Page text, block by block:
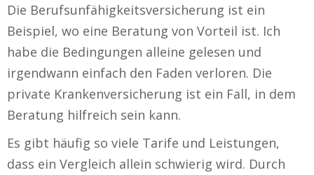
Die Berufsunfähigkeitsversicherung ist ein
Beispiel, wo eine Beratung von Vorteil ist. Ich
habe die Bedingungen alleine gelesen und
irgendwann einfach den Faden verloren. Die
private Krankenversicherung ist ein Fall, in dem
Beratung hilfreich sein kann.
Es gibt häufig so viele Tarife und Leistungen,
dass ein Vergleich allein schwierig wird. Durch